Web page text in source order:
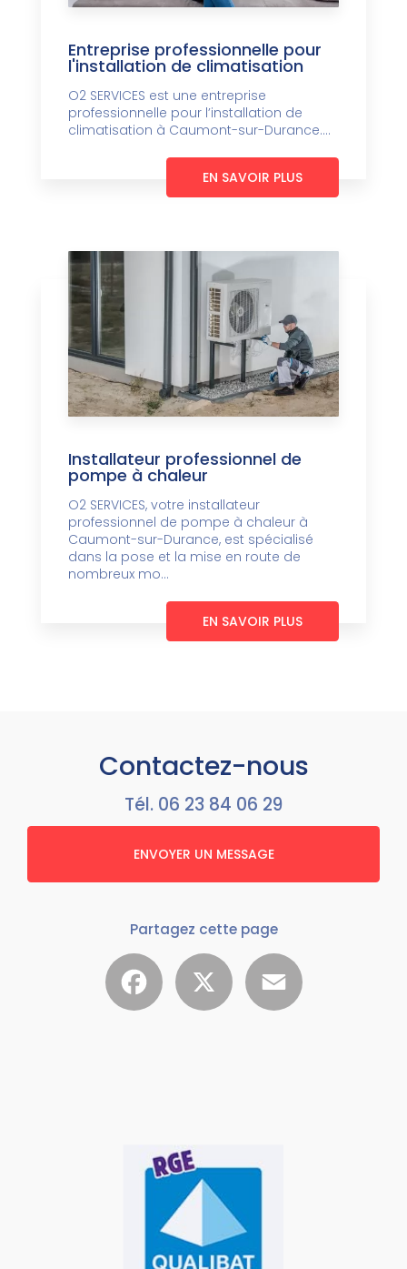
Entreprise professionnelle pour
l'installation de climatisation
O2 SERVICES est une entreprise
professionnelle pour l’installation de
climatisation à Caumont-sur-Durance....
EN SAVOIR PLUS
Installateur professionnel de
pompe à chaleur
O2 SERVICES, votre installateur
professionnel de pompe à chaleur à
Caumont-sur-Durance, est spécialisé
dans la pose et la mise en route de
nombreux mo...
EN SAVOIR PLUS
Contactez-nous
Tél. 06 23 84 06 29
ENVOYER UN MESSAGE
Partagez cette page
Facebook